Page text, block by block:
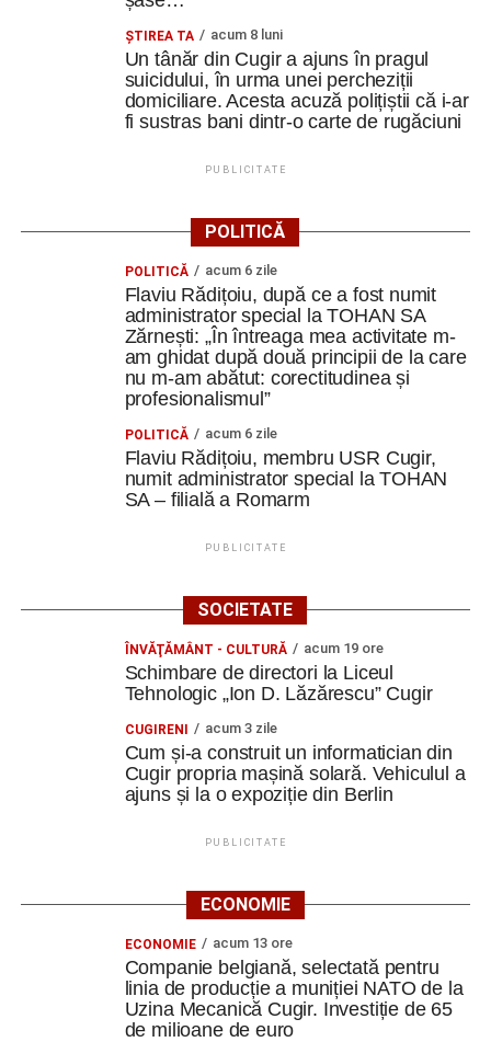
Amical de gală pe 11 august 2026: Metalurgistul
Cugir întâlnește vicecampioana „U” Cluj
Companie belgiană, selectată pentru linia de
Cugir. Investiție de 65 de milioane de euro
WhatsApp
ȘTIREA TA acum 8 luni
Un tânăr din Cugir a ajuns în pragul
suicidului, în urma unei percheziții
domiciliare. Acesta acuză polițiștii că i-ar
fi sustras bani dintr-o carte de rugăciuni
PUBLICITATE
POLITICĂ
POLITICĂ acum 6 zile
Flaviu Rădițoiu, după ce a fost numit
administrator special la TOHAN SA
Zărnești: „În întreaga mea activitate m-
am ghidat după două principii de la care
nu m-am abătut: corectitudinea și
profesionalismul”
POLITICĂ acum 6 zile
Flaviu Rădițoiu, membru USR Cugir,
numit administrator special la TOHAN
SA – filială a Romarm
PUBLICITATE
SOCIETATE
ÎNVĂŢĂMÂNT - CULTURĂ acum 19 ore
Schimbare de directori la Liceul
Tehnologic „Ion D. Lăzărescu” Cugir
CUGIRENI acum 3 zile
Cum și-a construit un informatician din
Cugir propria mașină solară. Vehiculul a
ajuns și la o expoziție din Berlin
PUBLICITATE
ECONOMIE
ECONOMIE acum 13 ore
Companie belgiană, selectată pentru
linia de producție a muniției NATO de la
Uzina Mecanică Cugir. Investiție de 65
de milioane de euro